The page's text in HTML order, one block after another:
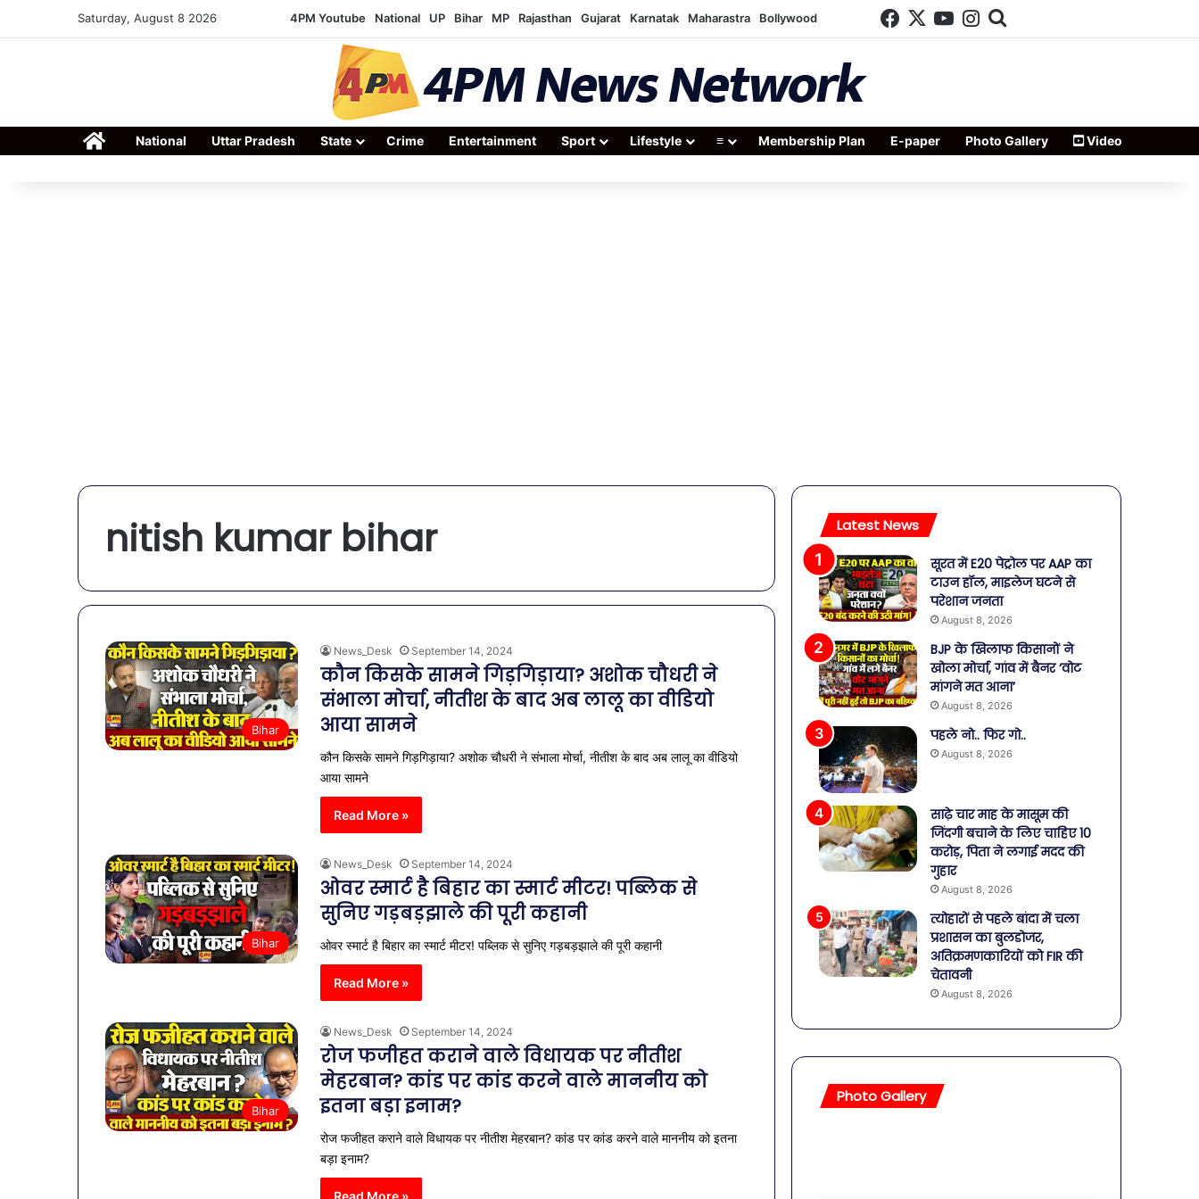
Saturday, August 8 2026 4PM Youtube National UP Bihar MP Rajasthan Gujarat Karnatak Maharastra Bollywood Facebook
X YouTube
Instagram
HomeNational Uttar Pradesh State Crime Entertainment Sport Lifestyle ≡ Membership Plan E-paper Photo Gallery Video
nitish kumar bihar
Bihar
News_Desk September 14, 2024
कौन किसके सामने गिड़गिड़ाया? अशोक चौधरी ने
संभाला मोर्चा, नीतीश के बाद अब लालू का वीडियो
आया सामने
कौन किसके सामने गिड़गिड़ाया? अशोक चौधरी ने संभाला मोर्चा, नीतीश के बाद अब लालू का वीडियो
आया सामने
Read More »
Bihar
News_Desk September 14, 2024
ओवर स्मार्ट है बिहार का स्मार्ट मीटर! पब्लिक से
सुनिए गड़बड़झाले की पूरी कहानी
ओवर स्मार्ट है बिहार का स्मार्ट मीटर! पब्लिक से सुनिए गड़बड़झाले की पूरी कहानी
Read More »
Bihar
News_Desk September 14, 2024
रोज फजीहत कराने वाले विधायक पर नीतीश
मेहरबान? कांड पर कांड करने वाले माननीय को
इतना बड़ा इनाम?
रोज फजीहत कराने वाले विधायक पर नीतीश मेहरबान? कांड पर कांड करने वाले माननीय को इतना
बड़ा इनाम?
Read More »
Latest News
सूरत में E20 पेट्रोल पर AAP का
टाउन हॉल, माइलेज घटने से
परेशान जनता
August 8, 2026
BJP के खिलाफ किसानों ने
खोला मोर्चा, गांव में बैनर ‘वोट
मांगने मत आना’
August 8, 2026
पहले नो.. फिर गो..
August 8, 2026
साढ़े चार माह के मासूम की
जिंदगी बचाने के लिए चाहिए 10
करोड़, पिता ने लगाई मदद की
गुहार
August 8, 2026
त्योहारों से पहले बांदा में चला
प्रशासन का बुलडोजर,
अतिक्रमणकारियों को FIR की
चेतावनी
August 8, 2026
Photo Gallery
व्यापारियों
पेट